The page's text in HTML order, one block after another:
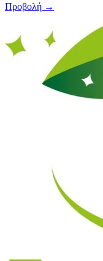
Προβολή →